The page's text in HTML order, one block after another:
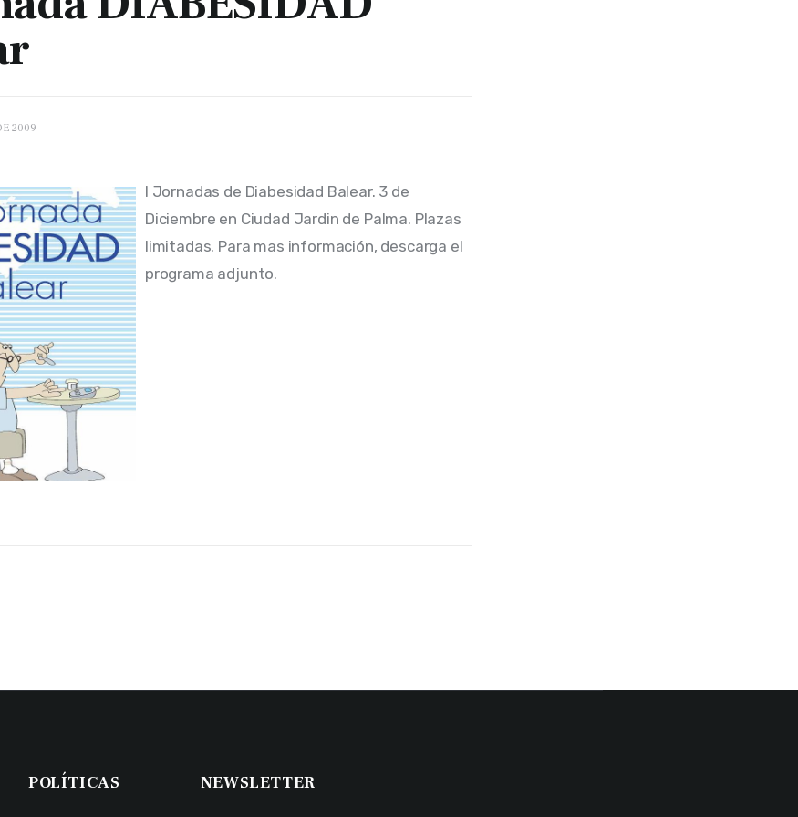
2009
I Jornadas de Diabesidad Balear. 3 de
Diciembre en Ciudad Jardin de Palma. Plazas
limitadas. Para mas información, descarga el
programa adjunto.
POLÍTICAS NEWSLETTER